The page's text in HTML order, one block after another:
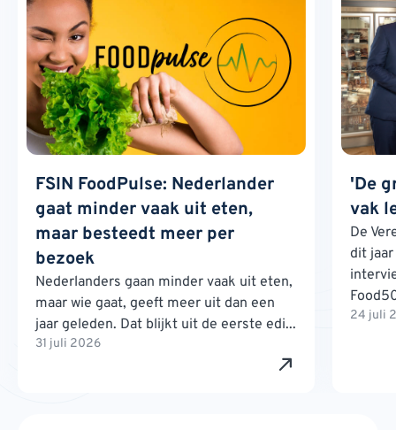
FSIN FoodPulse: Nederlander
gaat minder vaak uit eten,
maar besteedt meer per
bezoek
Nederlanders gaan minder vaak uit eten,
maar wie gaat, geeft meer uit dan een
jaar geleden. Dat blijkt uit de eerste edi...
31 juli 2026
'De
vak
De
dit
24 juli